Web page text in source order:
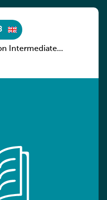
Intermediate